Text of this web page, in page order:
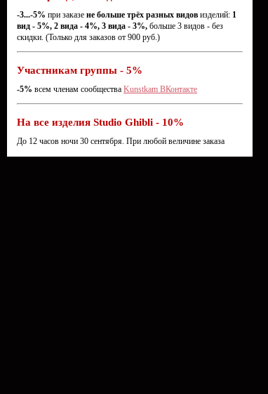
-3...-5% при заказе не больше трёх разных видов изделий: 1
вид - 5%, 2 вида - 4%, 3 вида - 3%, больше 3 видов - без
скидки. (Только для заказов от 900 руб.)
Участникам группы - 5%
-5% всем членам сообщества Kunstkam ВКонтакте
На все изделия Studio Ghibli - 10%
До 12 часов ночи 30 сентября. При любой величине заказа